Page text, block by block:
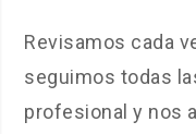
Revisamos cada
seguimos todas
profesional y nos